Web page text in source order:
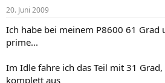
20. Juni 2009
Ich habe bei meinem P8600 61 Grad
prime...
Im Idle fahre ich das Teil mit 31
komplett aus